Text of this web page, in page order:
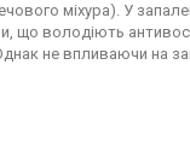
міхура). У
що володіють
не впливаючи на